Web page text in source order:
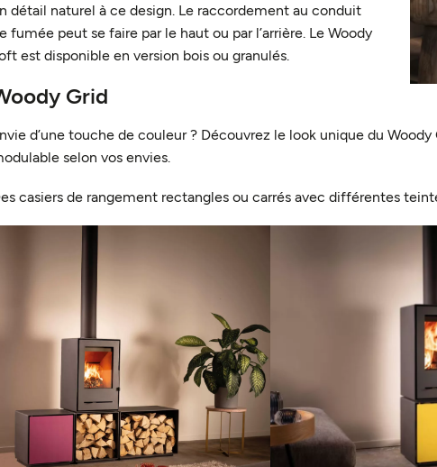
détail naturel à ce design. Le raccordement au conduit
fumée peut se faire par le haut ou par l’arrière. Le Woody
est disponible en version bois ou granulés.
Grid
d’une touche de couleur ? Découvrez le look unique du
selon vos envies.
casiers de rangement rectangles ou carrés avec différentes